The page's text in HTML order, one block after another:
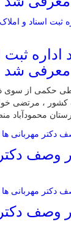
ثبت
معرفی شد
طی حکمی از سوی
کشور ، مرتضی
محمودآباد
وصف دکتر
وصف دکتر